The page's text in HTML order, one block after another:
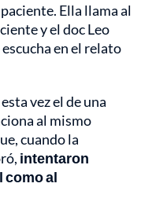
Ella llama al
y el doc Leo
escucha en el relato
vez el de una
al mismo
cuando la
intentaron
como al